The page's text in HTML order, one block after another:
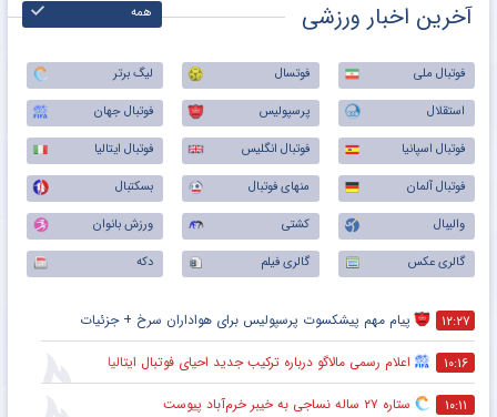
آخرین اخبار ورزشی همه
فوتبال ملی فوتسال
لیگ برتر
استقلال
پرسپولیس
فوتبال جهان
فوتبال اسپانیا
فوتبال انگلیس
فوتبال ایتالیا
فوتبال آلمان
منهای فوتبال
بسکتبال
والیبال
کشتی
ورزش بانوان
گالری عکس
گالری فیلم دکه
۱۲:۲۷ پیام مهم پیشکسوت پرسپولیس برای هواداران سرخ + جزئیات
۱۰:۱۶ اعلام رسمی مالاگو درباره ترکیب جدید احیای فوتبال ایتالیا
۱۰:۱۱ ستاره ۲۷ ساله نساجی به خیبر خرم‌آباد پیوست